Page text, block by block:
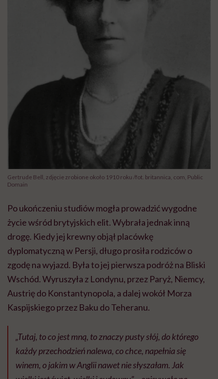
Gertrude Bell, zdjęcie zrobione około 1910 roku /fot. britannica, com, Public
Domain
Po ukończeniu studiów mogła prowadzić wygodne
życie wśród brytyjskich elit. Wybrała jednak inną
drogę. Kiedy jej krewny objął placówkę
dyplomatyczną w Persji, długo prosiła rodziców o
zgodę na wyjazd. Była to jej pierwsza podróż na Bliski
Wschód. Wyruszyła z Londynu, przez Paryż, Niemcy,
Austrię do Konstantynopola, a dalej wokół Morza
Kaspijskiego przez Baku do Teheranu.
„Tutaj, to co jest mną, to znaczy pusty słój, do którego
każdy przechodzień nalewa, co chce, napełnia się
winem, o jakim w Anglii nawet nie słyszałam. Jak